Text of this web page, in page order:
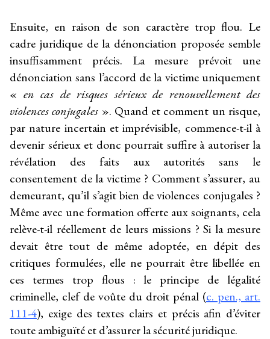
Ensuite, en raison de son caractère trop flou. Le
cadre juridique de la dénonciation proposée semble
insuffisamment précis. La mesure prévoit une
dénonciation sans l’accord de la victime uniquement
« en cas de risques sérieux de renouvellement des
violences conjugales ». Quand et comment un risque,
par nature incertain et imprévisible, commence-t-il à
devenir sérieux et donc pourrait suffire à autoriser la
révélation des faits aux autorités sans le
consentement de la victime ? Comment s’assurer, au
demeurant, qu’il s’agit bien de violences conjugales ?
Même avec une formation offerte aux soignants, cela
relève-t-il réellement de leurs missions ? Si la mesure
devait être tout de même adoptée, en dépit des
critiques formulées, elle ne pourrait être libellée en
ces termes trop flous : le principe de légalité
criminelle, clef de voûte du droit pénal (c. pen., art.
111-4), exige des textes clairs et précis afin d’éviter
toute ambiguïté et d’assurer la sécurité juridique.